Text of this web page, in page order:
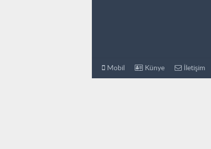
Mobil Künye İletişim